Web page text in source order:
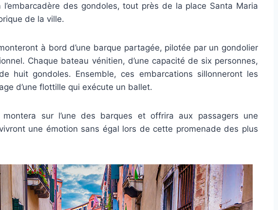
des gondoles, tout près de la place Santa Maria
de la ville.
à bord d’une barque partagée, pilotée par un gondolier
Chaque bateau vénitien, d’une capacité de six personnes,
huit gondoles. Ensemble, ces embarcations sillonneront les
d’une flottille qui exécute un ballet.
sur l’une des barques et offrira aux passagers une
une émotion sans égal lors de cette promenade des plus